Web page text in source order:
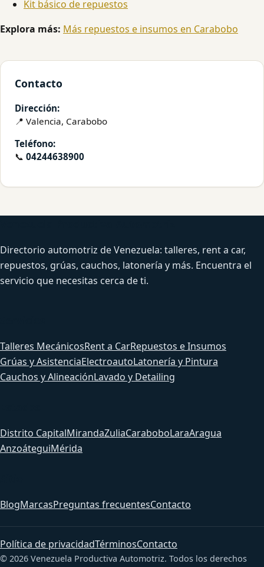
Kit básico de repuestos
Explora más: Más repuestos e insumos en Carabobo
Contacto
Dirección:
📍 Valencia, Carabobo
Teléfono:
📞 04244638900
Directorio automotriz de Venezuela: talleres, rent a car,
repuestos, grúas, cauchos, latonería y más. Encuentra el
servicio que necesitas cerca de ti.
Talleres MecánicosRent a CarRepuestos e Insumos
Grúas y AsistenciaElectroautoLatonería y Pintura
Cauchos y AlineaciónLavado y Detailing
Distrito CapitalMirandaZuliaCaraboboLaraAragua
AnzoáteguiMérida
BlogMarcasPreguntas frecuentesContacto
Política de privacidadTérminosContacto
© 2026 Venezuela Productiva Automotriz. Todos los derechos